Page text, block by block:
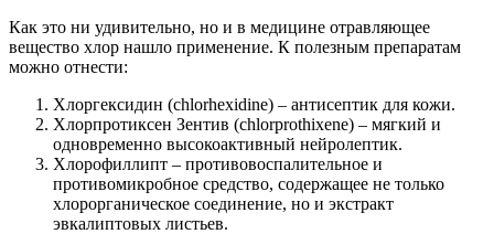
Как это ни удивительно, но и в медицине отравляющее
вещество хлор нашло применение. К полезным препаратам
можно отнести:
Хлоргексидин (chlorhexidine) – антисептик для кожи.
Хлорпротиксен Зентив (chlorprothixene) – мягкий и
одновременно высокоактивный нейролептик.
Хлорофиллипт – противовоспалительное и
противомикробное средство, содержащее не только
хлорорганическое соединение, но и экстракт
эвкалиптовых листьев.